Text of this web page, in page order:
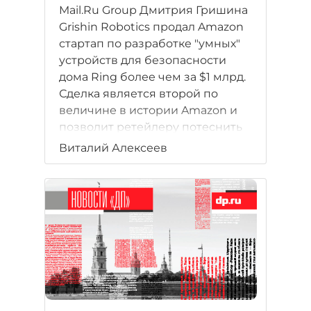
Mail.Ru Group Дмитрия Гришина
Grishin Robotics продал Amazon
стартап по разработке "умных"
устройств для безопасности
дома Ring более чем за $1 млрд.
Сделка является второй по
величине в истории Amazon и
позволит ретейлеру потеснить
лидера рынка в сфере систем
домашней безопасности Nest
Labs от Google, а фонду Гришина
— стать законодателем мод на
венчурном рынке.
Виталий Алексеев